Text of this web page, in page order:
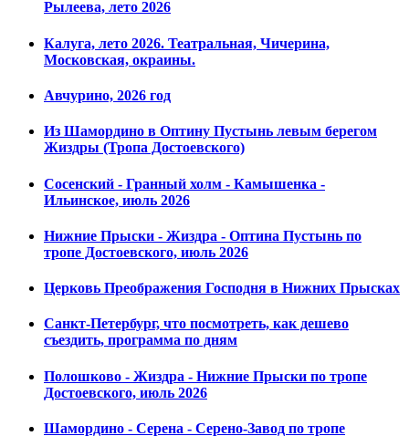
Рылеева, лето 2026
Калуга, лето 2026. Театральная, Чичерина,
Московская, окраины.
Авчурино, 2026 год
Из Шамордино в Оптину Пустынь левым берегом
Жиздры (Тропа Достоевского)
Сосенский - Гранный холм - Камышенка -
Ильинское, июль 2026
Нижние Прыски - Жиздра - Оптина Пустынь по
тропе Достоевского, июль 2026
Церковь Преображения Господня в Нижних Прысках
Санкт-Петербург, что посмотреть, как дешево
съездить, программа по дням
Полошково - Жиздра - Нижние Прыски по тропе
Достоевского, июль 2026
Шамордино - Серена - Серено-Завод по тропе